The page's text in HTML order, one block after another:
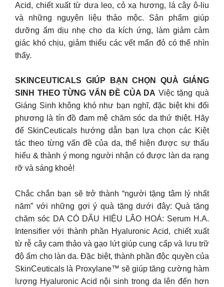
Acid, chiết xuất từ dưa leo, cỏ xạ hương, lá cây ô-liu
và những nguyên liệu thảo mộc. Sản phẩm giúp
dưỡng ẩm dịu nhẹ cho da kích ứng, làm giảm cảm
giác khó chịu, giảm thiểu các vết mẩn đỏ có thể nhìn
thấy.
SKINCEUTICALS GIÚP BẠN CHỌN QUÀ GIÁNG
SINH THEO TỪNG VẤN ĐỀ CỦA DA Việc tặng quà
Giáng Sinh không khó như bạn nghĩ, đặc biệt khi đối
phương là tín đồ đam mê chăm sóc da thứ thiệt. Hãy
để SkinCeuticals hướng dẫn bạn lựa chọn các Kiệt
tác theo từng vấn đề của da, thể hiện được sự thấu
hiểu & thành ý mong người nhận có được làn da rạng
rỡ và sáng khoẻ!
Chắc chắn bạn sẽ trở thành “người tặng tâm lý nhất
năm” với những gợi ý quà tặng dưới đây: Quà tặng
chăm sóc DA CÓ DẤU HIỆU LÃO HOÁ: Serum H.A.
Intensifier với thành phần Hyaluronic Acid, chiết xuất
từ rễ cây cam thảo và gạo lứt giúp cung cấp và lưu trữ
độ ẩm cho làn da. Đặc biệt, thành phần độc quyền của
SkinCeuticals là Proxylane™ sẽ giúp tăng cường hàm
lượng Hyaluronic Acid nội sinh trong da lên đến hơn